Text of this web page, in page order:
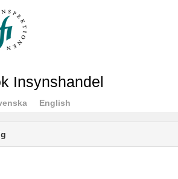
Insynshandel
English